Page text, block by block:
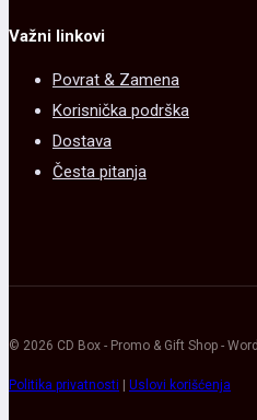
Važni linkovi
Povrat & Zamena
Korisnička podrška
Dostava
Česta pitanja
© 2026 CD Box - Promo & Gift Shop -
Politika privatnosti | Uslovi korišćenja